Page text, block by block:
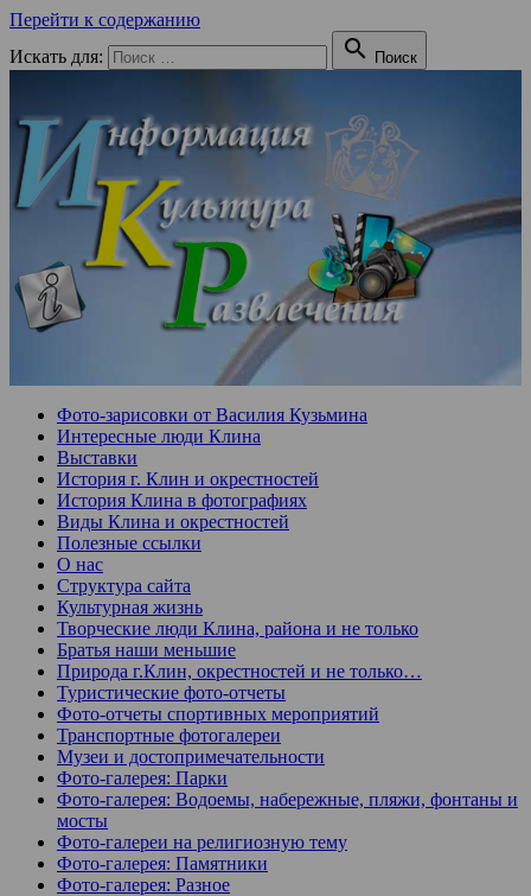
Перейти к содержанию
Искать для:
 Поиск
Фото-зарисовки от Василия Кузьмина
Интересные люди Клина
Выставки
История г. Клин и окрестностей
История Клина в фотографиях
Виды Клина и окрестностей
Полезные ссылки
О нас
Структура сайта
Культурная жизнь
Творческие люди Клина, района и не только
Братья наши меньшие
Природа г.Клин, окрестностей и не только…
Туристические фото-отчеты
Фото-отчеты спортивных мероприятий
Транспортные фотогалереи
Музеи и достопримечательности
Фото-галерея: Парки
Фото-галерея: Водоемы, набережные, пляжи, фонтаны и
мосты
Фото-галереи на религиозную тему
Фото-галерея: Памятники
Фото-галерея: Разное